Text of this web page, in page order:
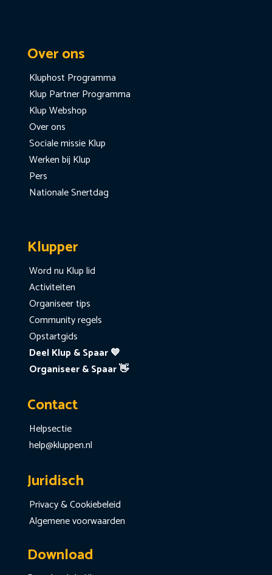
Over ons
Kluphost Programma
Klup Partner Programma
Klup Webshop
Over ons
Sociale missie Klup
Werken bij Klup
Pers
Nationale Snertdag
Klupper
Word nu Klup lid
Activiteiten
Organiseer tips
Community regels
Opstartgids
Deel Klup & Spaar 💙
Organiseer & Spaar 👋
Contact
Helpsectie
help@kluppen.nl
Juridisch
Privacy & Cookiebeleid
Algemene voorwaarden
Download